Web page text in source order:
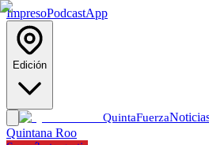
ImpresoPodcastApp
Edición
QuintaFuerza
Quintana Roo